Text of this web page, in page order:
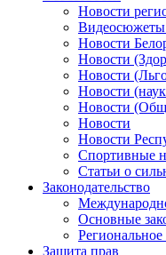
Новости
Видеосюжеты
Новости
Новости
Новости
Новости
Новости
Новости
Новости
Спортивные
Статьи о
Законодательство
Основные
Региональное
Защита прав